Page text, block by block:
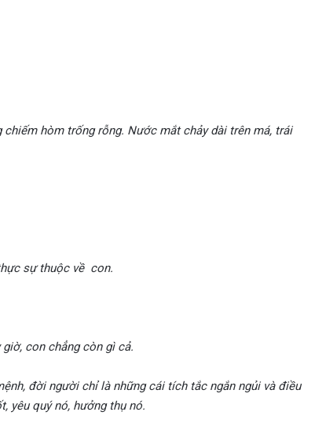
hòm trống rỗng. Nước mắt chảy dài trên má, trái
sự thuộc về con.
con chẳng còn gì cả.
đời người chỉ là những cái tích tắc ngắn ngủi và điều
yêu quý nó, hưởng thụ nó.